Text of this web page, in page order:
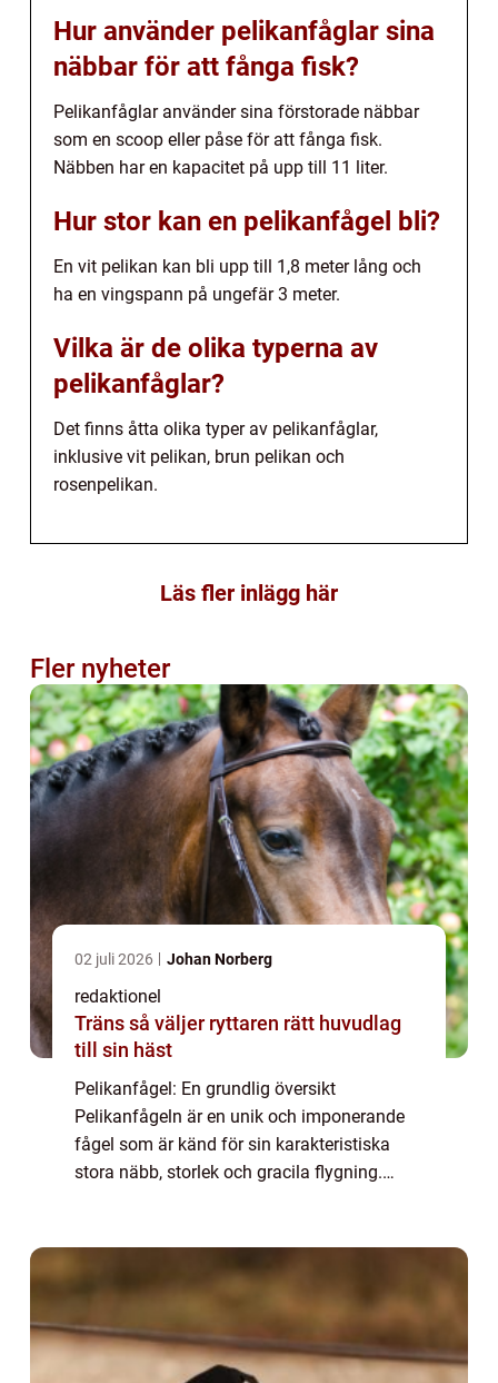
Hur använder pelikanfåglar sina
näbbar för att fånga fisk?
Pelikanfåglar använder sina förstorade näbbar
som en scoop eller påse för att fånga fisk.
Näbben har en kapacitet på upp till 11 liter.
Hur stor kan en pelikanfågel bli?
En vit pelikan kan bli upp till 1,8 meter lång och
ha en vingspann på ungefär 3 meter.
Vilka är de olika typerna av
pelikanfåglar?
Det finns åtta olika typer av pelikanfåglar,
inklusive vit pelikan, brun pelikan och
rosenpelikan.
Läs fler inlägg här
Fler nyheter
02 juli 2026 Johan Norberg
redaktionel
Träns så väljer ryttaren rätt huvudlag
till sin häst
Pelikanfågel: En grundlig översikt
Pelikanfågeln är en unik och imponerande
fågel som är känd för sin karakteristiska
stora näbb, storlek och gracila flygning.